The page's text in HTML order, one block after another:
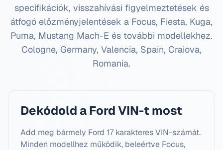
specifikációk, visszahívási figyelmeztetések és
átfogó előzményjelentések a Focus, Fiesta, Kuga,
Puma, Mustang Mach-E és további modellekhez.
Cologne, Germany, Valencia, Spain, Craiova,
Romania.
Dekódold a Ford VIN-t most
Add meg bármely Ford 17 karakteres VIN-számát.
Minden modellhez működik, beleértve Focus,